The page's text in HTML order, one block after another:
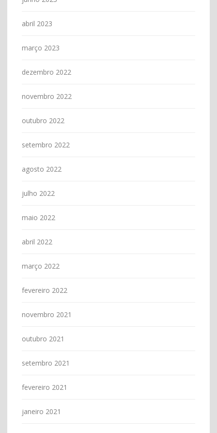
abril 2023
março 2023
dezembro 2022
novembro 2022
outubro 2022
setembro 2022
agosto 2022
julho 2022
maio 2022
abril 2022
março 2022
fevereiro 2022
novembro 2021
outubro 2021
setembro 2021
fevereiro 2021
janeiro 2021